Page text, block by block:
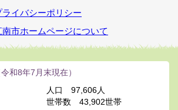
ライバシーポリシー
南市ホームページについて
令和8年7月末現在）
人口
97,606人
世帯数
43,902世帯